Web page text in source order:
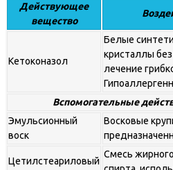
Действующее
вещество
Кетоконазол
Белые
кристаллы
лечение
Вспомогательные
Эмульсионный
воск
Восковые
Цетилстеариловый
Смесь